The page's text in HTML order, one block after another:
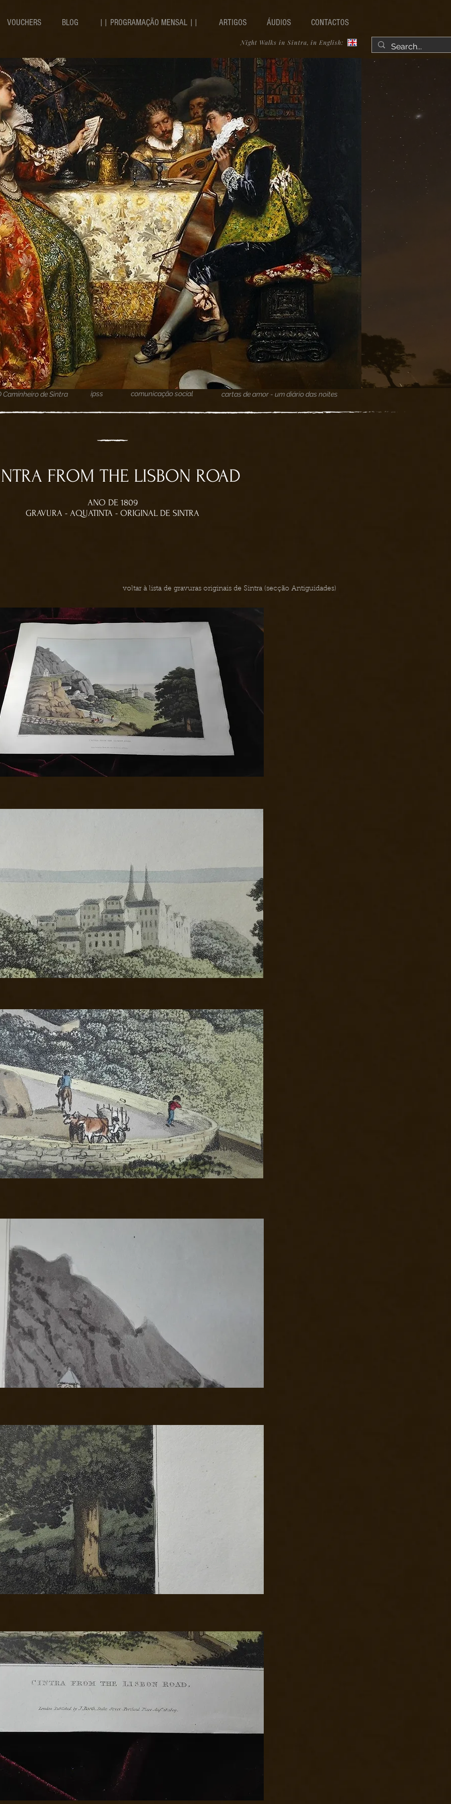
VOUCHERS BLOG || PROGRAMAÇÃO MENSAL || ARTIGOS ÁUDIOS CONTACTOS
Night Walks in Sintra, in English:
Caminheiro de Sintra ipss comunicação social cartas de amor - um diário das noites
FROM THE LISBON ROAD
ANO DE 1809
GRAVURA - AQUATINTA - ORIGINAL DE SINTRA
voltar à lista de gravuras originais de Sintra (secção Antiguidades)